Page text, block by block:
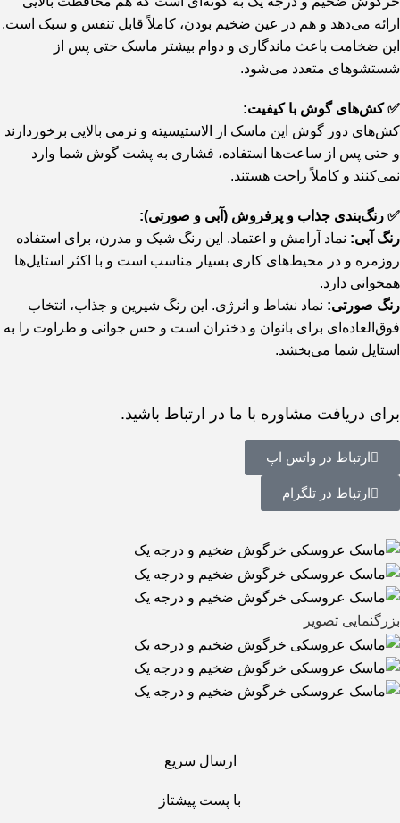
ارائه می‌دهد و هم در عین ضخیم بودن، کاملاً قابل تنفس و سبک است.
این ضخامت باعث ماندگاری و دوام بیشتر ماسک حتی پس از
شستشوهای متعدد می‌شود.
✅ کش‌های گوش با کیفیت:
کش‌های دور گوش این ماسک از الاستیسیته و نرمی بالایی برخوردارند
و حتی پس از ساعت‌ها استفاده، فشاری به پشت گوش شما وارد
نمی‌کنند و کاملاً راحت هستند.
✅ رنگ‌بندی جذاب و پرفروش (آبی و صورتی):
رنگ آبی: نماد آرامش و اعتماد. این رنگ شیک و مدرن، برای استفاده
روزمره و در محیط‌های کاری بسیار مناسب است و با اکثر استایل‌ها
همخوانی دارد.
رنگ صورتی: نماد نشاط و انرژی. این رنگ شیرین و جذاب، انتخاب
فوق‌العاده‌ای برای بانوان و دختران است و حس جوانی و طراوت را به
استایل شما می‌بخشد.
برای دریافت مشاوره با ما در ارتباط باشید.
ارتباط در واتس اپ
ارتباط در تلگرام
بزرگنمایی تصویر
ارسال سریع
با پست پیشتاز